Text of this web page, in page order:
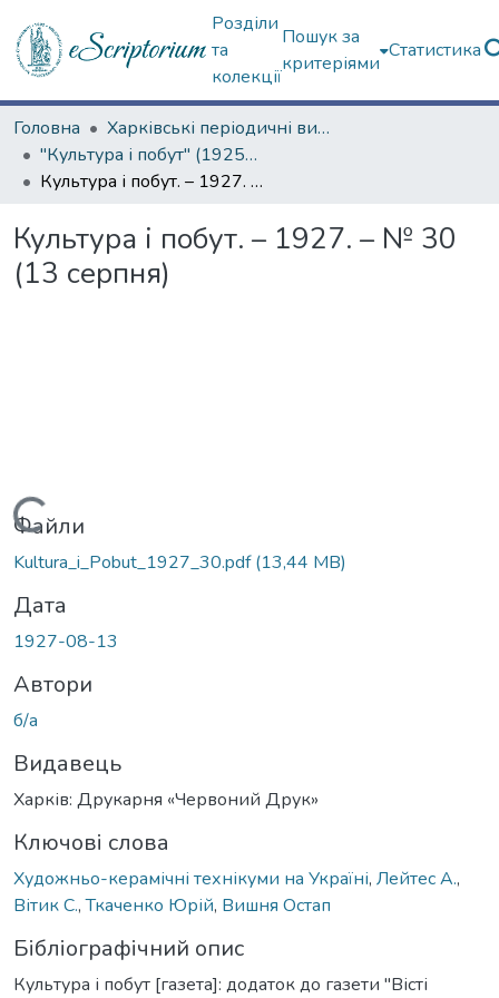
Розділи
та
колекції
Пошук за
критеріями
Статистика
Головна
Харківські періодичні видання
"Культура і побут" (1925–1928 рр.)
Культура і побут. – 1927. – № 30 (13 серпня)
Культура і побут. – 1927. – № 30
(13 серпня)
Вантажиться...
Файли
Kultura_i_Pobut_1927_30.pdf(13,44 MB)
Дата
1927-08-13
Автори
б/а
Видавець
Харків: Друкарня «Червоний Друк»
Ключові слова
Художньо-керамічні технікуми на Україні, Лейтес А.,
Вітик С.,Ткаченко Юрій, Вишня Остап
Бібліографічний опис
Культура і побут [газета]: додаток до газети "Вісті